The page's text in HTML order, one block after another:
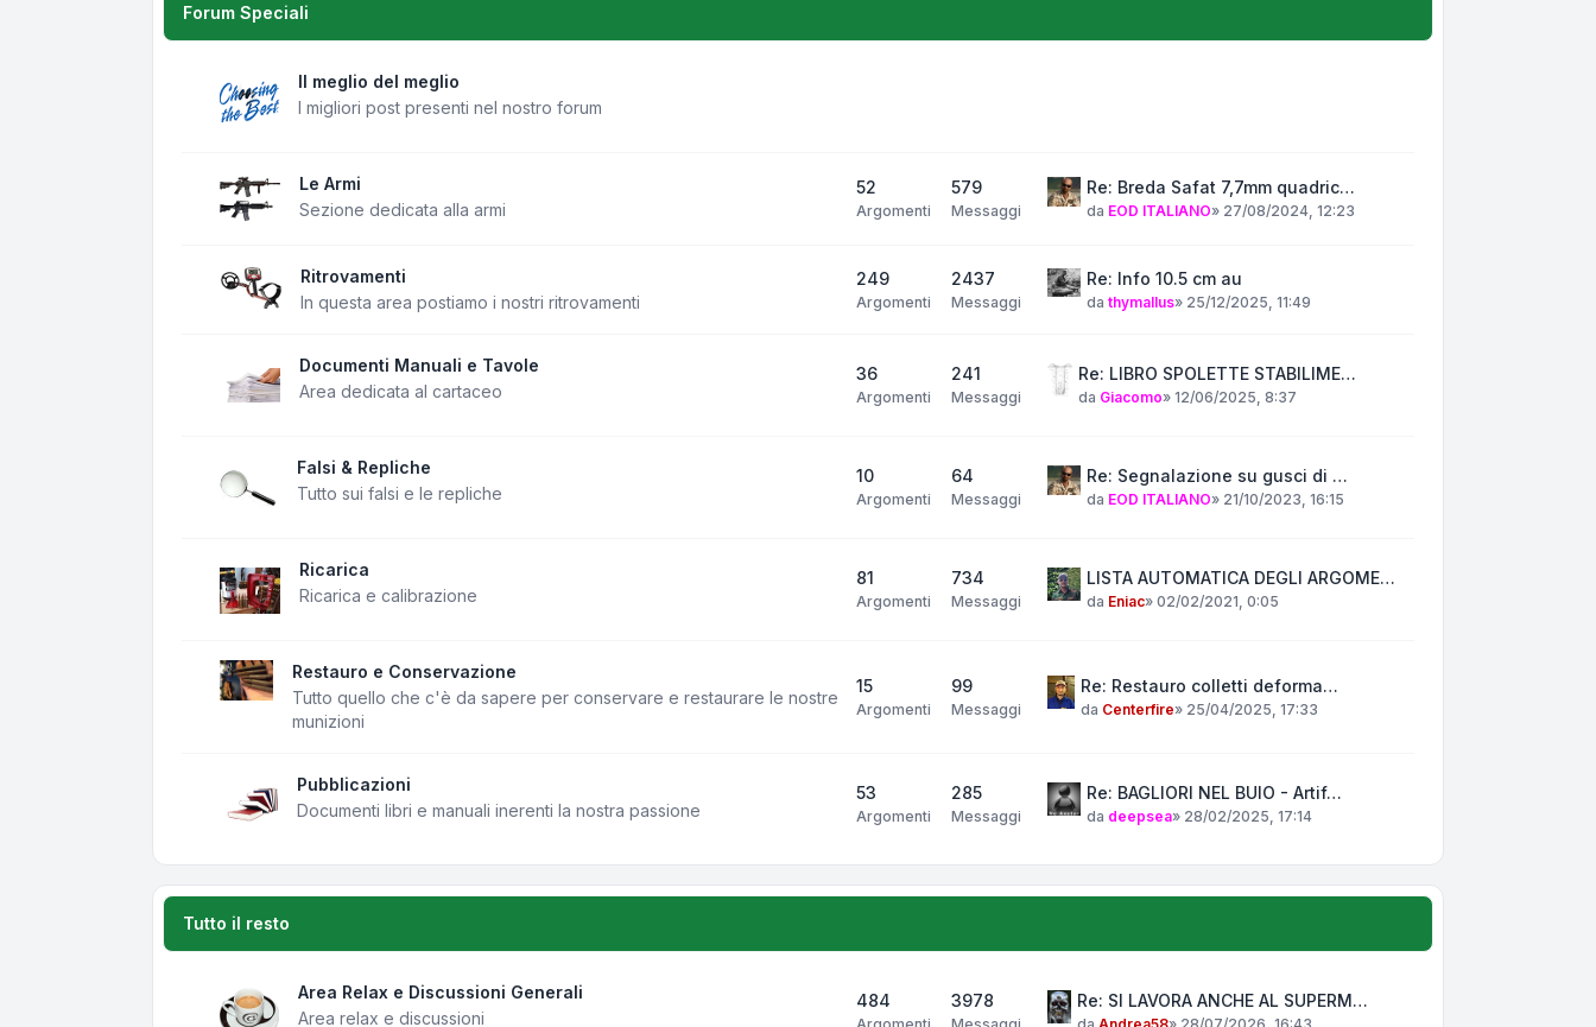
Forum Speciali
Il meglio del meglio
I migliori post presenti nel nostro forum
Le Armi
Sezione dedicata alla armi
52
Argomenti
579
Messaggi
Re: Breda Safat 7,7mm quadric…
da EOD ITALIANO» 27/08/2024, 12:23
Ritrovamenti
In questa area postiamo i nostri ritrovamenti
249
Argomenti
2437
Messaggi
Re: Info 10.5 cm au
da thymallus» 25/12/2025, 11:49
Documenti Manuali e Tavole
Area dedicata al cartaceo
36
Argomenti
241
Messaggi
Re: LIBRO SPOLETTE STABILIME…
da Giacomo» 12/06/2025, 8:37
Falsi & Repliche
Tutto sui falsi e le repliche
10
Argomenti
64
Messaggi
Re: Segnalazione su gusci di …
da EOD ITALIANO» 21/10/2023, 16:15
Ricarica
Ricarica e calibrazione
81
Argomenti
734
Messaggi
LISTA AUTOMATICA DEGLI ARGOME…
da Eniac» 02/02/2021, 0:05
Restauro e Conservazione
Tutto quello che c'è da sapere per conservare e restaurare le nostre
munizioni
15
Argomenti
99
Messaggi
Re: Restauro colletti deforma…
da Centerfire» 25/04/2025, 17:33
Pubblicazioni
Documenti libri e manuali inerenti la nostra passione
53
Argomenti
285
Messaggi
Re: BAGLIORI NEL BUIO - Artif…
da deepsea» 28/02/2025, 17:14
Tutto il resto
Area Relax e Discussioni Generali
Area relax e discussioni
484 3978 Re: SI LAVORA ANCHE AL SUPERM…